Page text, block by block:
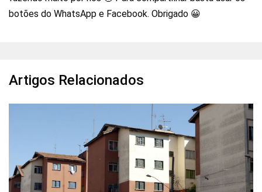
botões do WhatsApp e Facebook. Obrigado 😀
Artigos Relacionados